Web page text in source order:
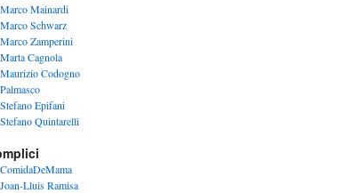
Marco Mainardi
Marco Schwarz
Marco Zamperini
Marta Cagnola
Maurizio Codogno
Palmasco
Stefano Epifani
Stefano Quintarelli
ComidaDeMama
Joan-Lluis Ramisa